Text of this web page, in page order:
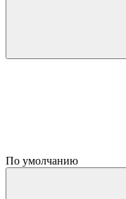
По умолчанию